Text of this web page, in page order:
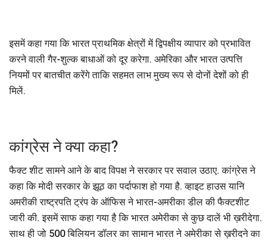
इसमें कहा गया कि भारत प्राथमिक क्षेत्रों में द्विपक्षीय व्यापार को प्रभावित
करने वाली गैर-शुल्क बाधाओं को दूर करेगा. अमेरिका और भारत उत्पत्ति
नियमों पर बातचीत करेंगे ताकि सहमत लाभ मुख्य रूप से दोनों देशों को ही
मिलें.
कांग्रेस ने क्या कहा?
फैक्ट शीट सामने आने के बाद विपक्ष ने सरकार पर सवाल उठाए. कांग्रेस ने
कहा कि मोदी सरकार के झूठ का पर्दाफाश हो गया है. व्हाइट हाउस यानि
अमरीकी राष्ट्रपति ट्रंप के ऑफिस ने भारत-अमरीका डील की फैक्टशीट
जारी की. इसमें साफ कहा गया है कि भारत अमेरीका से कुछ दालें भी ख़रीदेगा.
साथ ही जो 500 बिलियन डॉलर का सामान भारत ने अमेरीका से ख़रीदने का